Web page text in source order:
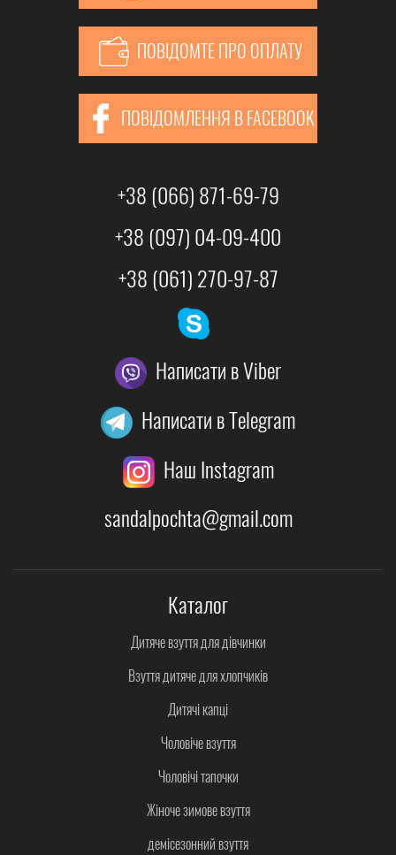
ПОВІДОМТЕ ПРО ОПЛАТУ
ПОВІДОМЛЕННЯ В FACEBOOK
+38 (066) 871-69-79
+38 (097) 04-09-400
+38 (061) 270-97-87
Написати в Viber
Написати в Telegram
Наш Instagram
sandalpochta@gmail.com
Каталог
Дитяче взуття для дівчинки
Взуття дитяче для хлопчиків
Дитячі капці
Чоловіче взуття
Чоловічі тапочки
Жіноче зимове взуття
демісезонний взуття